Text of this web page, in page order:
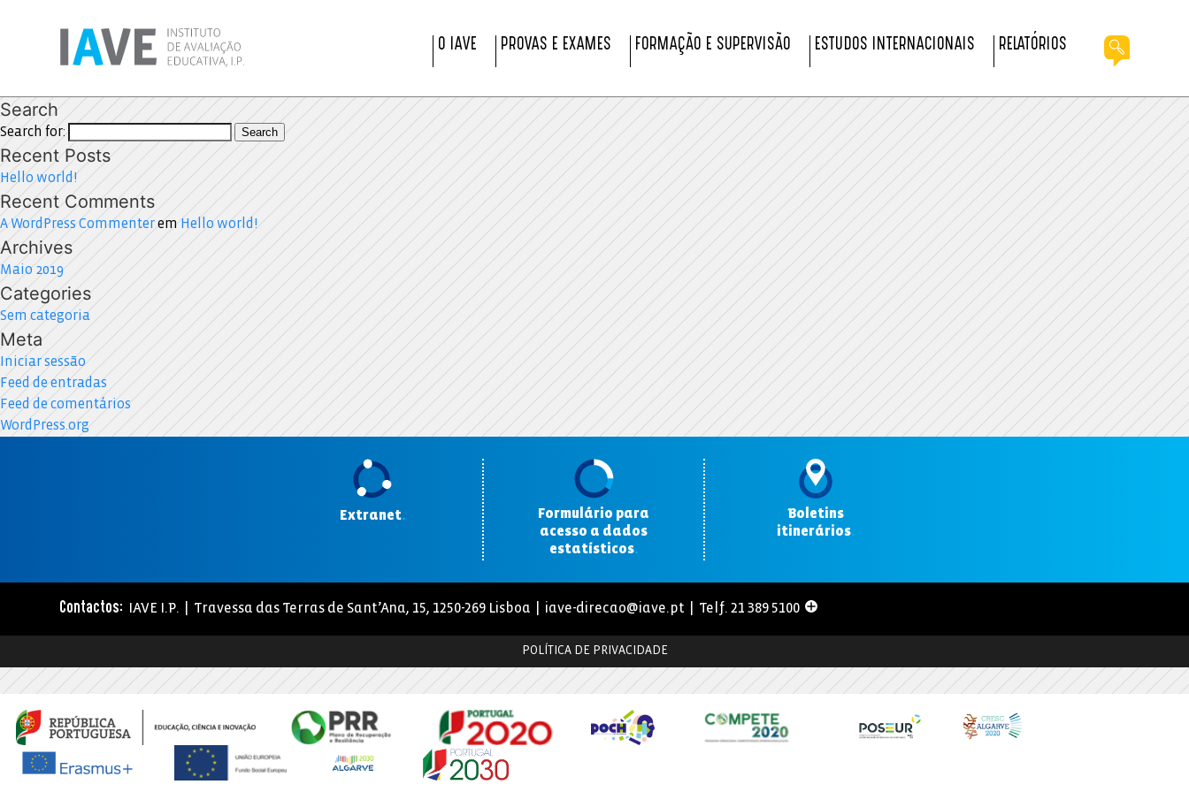
O IAVE PROVAS E EXAMES FORMAÇÃO E SUPERVISÃO ESTUDOS INTERNACIONAIS RELATÓRIOS
Search
Search for: Search
Recent Posts
Hello world!
Recent Comments
A WordPress Commenterem Hello world!
Archives
Maio 2019
Categories
Sem categoria
Meta
Iniciar sessão
Feed de entradas
Feed de comentários
WordPress.org
Extranet.
Formulário para
acesso a dados
estatísticos.
Boletins
itinerários.
Contactos: IAVE I.P. | Travessa das Terras de Sant’Ana, 15, 1250-269 Lisboa | iave-direcao@iave.pt | Telf. 21 389 5100
POLÍTICA DE PRIVACIDADE